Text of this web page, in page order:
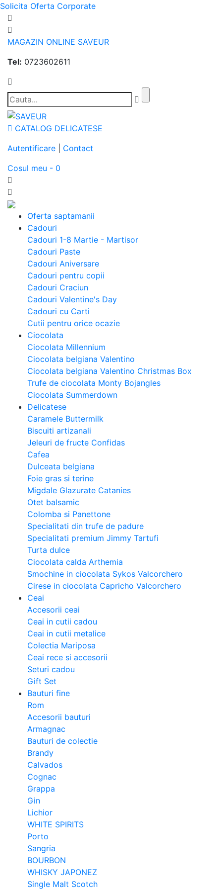
Solicita Oferta Corporate
MAGAZIN ONLINE SAVEUR
Tel: 0723602611
CATALOG DELICATESE
Autentificare
Contact
Cosul meu - 0
Oferta saptamanii
Cadouri
Cadouri 1-8 Martie - Martisor
Cadouri Paste
Cadouri Aniversare
Cadouri pentru copii
Cadouri Craciun
Cadouri Valentine's Day
Cadouri cu Carti
Cutii pentru orice ocazie
Ciocolata
Ciocolata Millennium
Ciocolata belgiana Valentino
Ciocolata belgiana Valentino Christmas Box
Trufe de ciocolata Monty Bojangles
Ciocolata Summerdown
Delicatese
Caramele Buttermilk
Biscuiti artizanali
Jeleuri de fructe Confidas
Cafea
Dulceata belgiana
Foie gras si terine
Migdale Glazurate Catanies
Otet balsamic
Colomba si Panettone
Specialitati din trufe de padure
Specialitati premium Jimmy Tartufi
Turta dulce
Ciocolata calda Arthemia
Smochine in ciocolata Sykos Valcorchero
Cirese in ciocolata Capricho Valcorchero
Ceai
Accesorii ceai
Ceai in cutii cadou
Ceai in cutii metalice
Colectia Mariposa
Ceai rece si accesorii
Seturi cadou
Gift Set
Bauturi fine
Rom
Accesorii bauturi
Armagnac
Bauturi de colectie
Brandy
Calvados
Cognac
Grappa
Gin
Lichior
WHITE SPIRITS
Porto
Sangria
BOURBON
WHISKY JAPONEZ
Single Malt Scotch